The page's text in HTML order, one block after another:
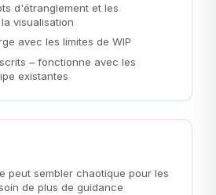
d'étranglement et les
visualisation
avec les limites de WIP
– fonctionne avec les
existantes
peut sembler chaotique pour les
de plus de guidance